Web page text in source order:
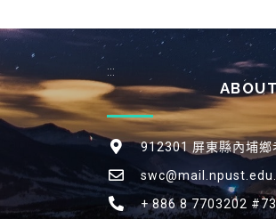
:::
912301 屏東縣內埔鄉
+ 886 8 7703202